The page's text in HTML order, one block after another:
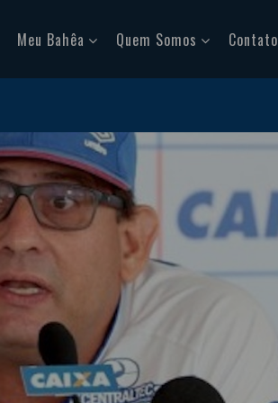
Meu Bahêa Quem Somos Contato